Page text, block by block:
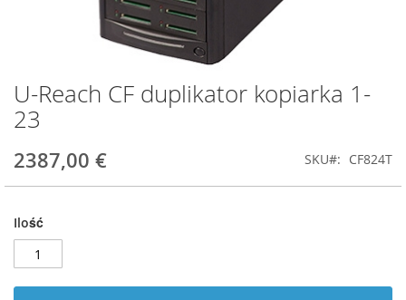
U-Reach CF duplikator kopiarka 1-
23
2387,00 € SKU CF824T
Ilość
Przejdź
na
początek